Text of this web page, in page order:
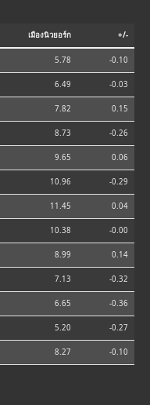
เมืองนิวยอร์ก +/-
5.78 -0.10
6.49 -0.03
7.82 0.15
8.73 -0.26
9.65 0.06
10.96 -0.29
11.45 0.04
10.38 -0.00
8.99 0.14
7.13 -0.32
6.65 -0.36
5.20 -0.27
8.27 -0.10